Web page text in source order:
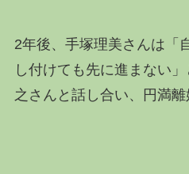
2年後、手塚理美さんは「
し付けても先に進まない
之さんと話し合い、円満離